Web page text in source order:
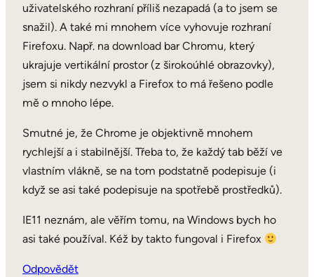
uživatelského rozhraní příliš nezapadá (a to jsem se
snažil). A také mi mnohem více vyhovuje rozhraní
Firefoxu. Např. na download bar Chromu, který
ukrajuje vertikální prostor (z širokoúhlé obrazovky),
jsem si nikdy nezvykl a Firefox to má řešeno podle
mě o mnoho lépe.
Smutné je, že Chrome je objektivně mnohem
rychlejší a i stabilnější. Třeba to, že každý tab běží ve
vlastním vlákně, se na tom podstatně podepisuje (i
když se asi také podepisuje na spotřebě prostředků).
IE11 neznám, ale věřím tomu, na Windows bych ho
asi také používal. Kéž by takto fungoval i Firefox
Odpovědět